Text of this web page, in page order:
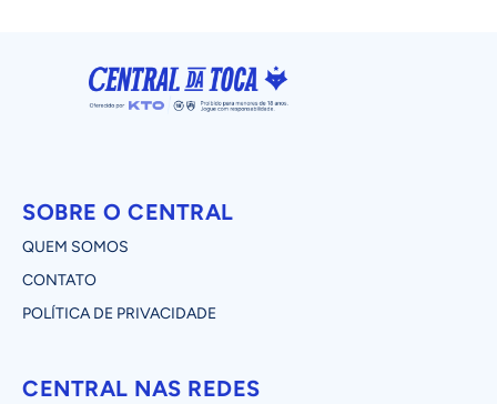
SOBRE O CENTRAL
QUEM SOMOS
CONTATO
POLÍTICA DE PRIVACIDADE
CENTRAL NAS REDES